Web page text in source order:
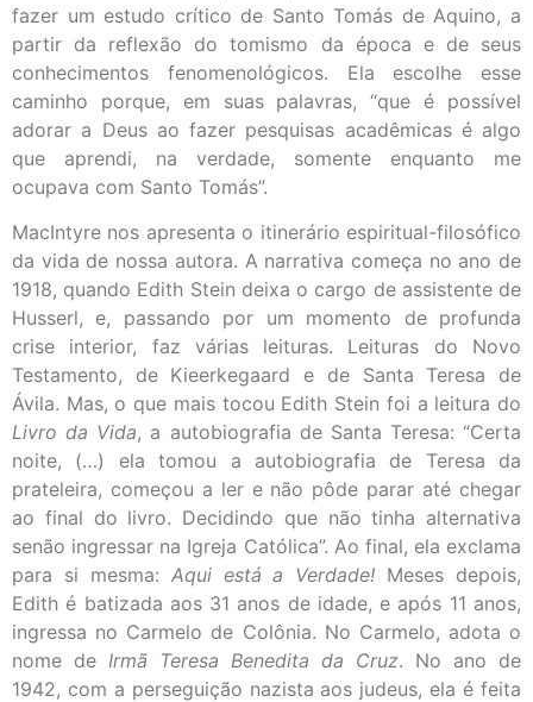
fazer um estudo crítico de Santo Tomás de Aquino, a
partir da reflexão do tomismo da época e de seus
conhecimentos fenomenológicos. Ela escolhe esse
caminho porque, em suas palavras, “que é possível
adorar a Deus ao fazer pesquisas acadêmicas é algo
que aprendi, na verdade, somente enquanto me
ocupava com Santo Tomás”.
MacIntyre nos apresenta o itinerário espiritual-filosófico
da vida de nossa autora. A narrativa começa no ano de
1918, quando Edith Stein deixa o cargo de assistente de
Husserl, e, passando por um momento de profunda
crise interior, faz várias leituras. Leituras do Novo
Testamento, de Kieerkegaard e de Santa Teresa de
Ávila. Mas, o que mais tocou Edith Stein foi a leitura do
Livro da Vida, a autobiografia de Santa Teresa: “Certa
noite, (…) ela tomou a autobiografia de Teresa da
prateleira, começou a ler e não pôde parar até chegar
ao final do livro. Decidindo que não tinha alternativa
senão ingressar na Igreja Católica”. Ao final, ela exclama
para si mesma: Aqui está a Verdade! Meses depois,
Edith é batizada aos 31 anos de idade, e após 11 anos,
ingressa no Carmelo de Colônia. No Carmelo, adota o
nome de Irmã Teresa Benedita da Cruz. No ano de
1942, com a perseguição nazista aos judeus, ela é feita